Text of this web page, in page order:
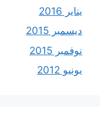
يناير 2016
ديسمبر 2015
نوفمبر 2015
يونيو 2012